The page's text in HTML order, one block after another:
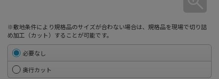
※敷地条件により規格品のサイズが合わない場合は、規格品を現場で切り詰
め加工（カット）することが可能です。
必要なし
奥行カット